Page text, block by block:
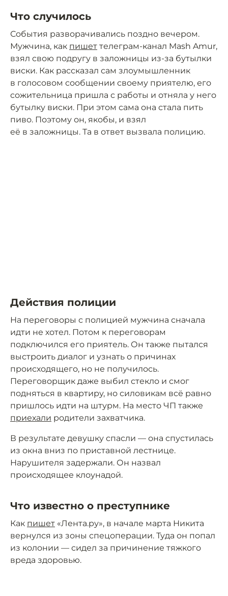
Что случилось
События разворачивались поздно вечером.
Мужчина, как пишет телеграм-канал Mash Amur,
взял свою подругу в заложницы из-за бутылки
виски. Как рассказал сам злоумышленник
в голосовом сообщении своему приятелю, его
сожительница пришла с работы и отняла у него
бутылку виски. При этом сама она стала пить
пиво. Поэтому он, якобы, и взял
её в заложницы. Та в ответ вызвала полицию.
Действия полиции
На переговоры с полицией мужчина сначала
идти не хотел. Потом к переговорам
подключился его приятель. Он также пытался
выстроить диалог и узнать о причинах
происходящего, но не получилось.
Переговорщик даже выбил стекло и смог
подняться в квартиру, но силовикам всё равно
пришлось идти на штурм. На место ЧП также
приехали родители захватчика.
В результате девушку спасли — она спустилась
из окна вниз по приставной лестнице.
Нарушителя задержали. Он назвал
происходящее клоунадой.
Что известно о преступнике
Как пишет «Лента.ру», в начале марта Никита
вернулся из зоны спецоперации. Туда он попал
из колонии — сидел за причинение тяжкого
вреда здоровью.